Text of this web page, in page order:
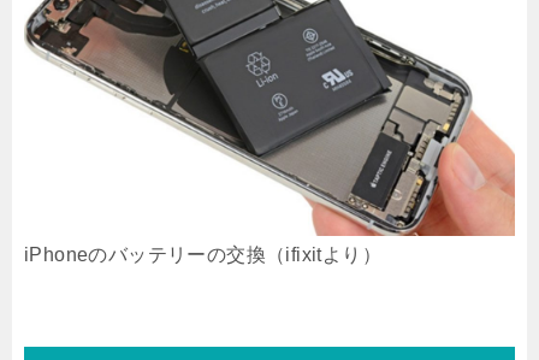
iPhoneのバッテリーの交換（ifixitより）